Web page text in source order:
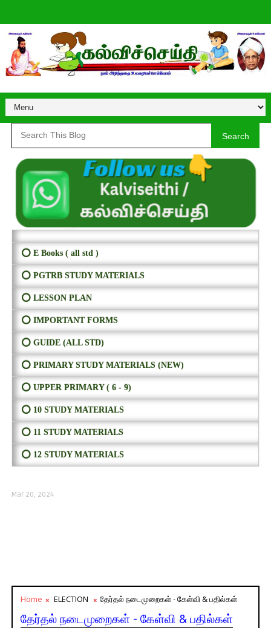
Search
⭕ E Books ( all std )
⭕ PGTRB STUDY MATERIALS
⭕ LESSON PLAN
⭕ IMPORTANT FORMS
⭕ GUIDE (ALL STD)
⭕ PRIMARY STUDY MATERIALS (NEW)
⭕ UPPER PRIMARY ( 6 - 9)
⭕ 10 STUDY MATERIALS
⭕ 11 STUDY MATERIALS
⭕ 12 STUDY MATERIALS
Mar 20, 2024
Home ELECTION தேர்தல் நடைமுறைகள் - கேள்வி & பதில்கள்
தேர்தல் நடைமுறைகள் - கேள்வி & பதில்கள்